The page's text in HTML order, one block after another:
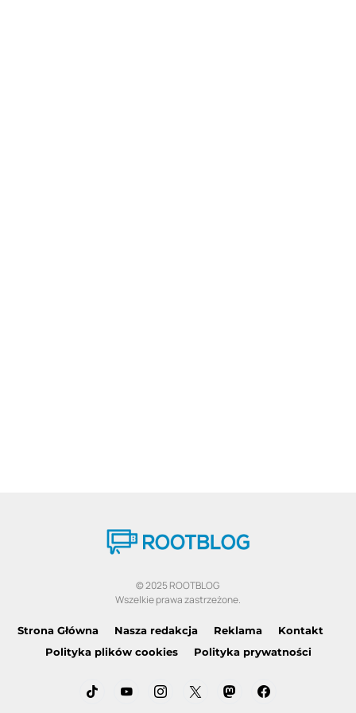
© 2025 ROOTBLOG
Wszelkie prawa zastrzeżone.
Strona Główna Nasza redakcja Reklama
Kontakt
Polityka plików cookies
Polityka prywatności